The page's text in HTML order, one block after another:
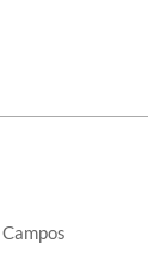
Campos